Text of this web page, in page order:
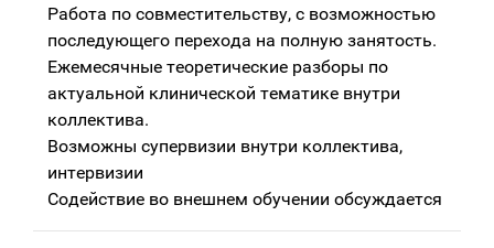
Работа по совместительству, с возможностью
последующего перехода на полную занятость.
Ежемесячные теоретические разборы по
актуальной клинической тематике внутри
коллектива.
Возможны супервизии внутри коллектива,
интервизии
Содействие во внешнем обучении обсуждается